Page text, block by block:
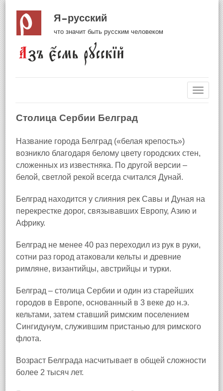
Я русский
что значит быть русским человеком
Столица Сербии Белград
Название города Белград («белая крепость»)
возникло благодаря белому цвету городских стен,
сложенных из известняка. По другой версии –
белой, светлой рекой всегда считался Дунай.
Белград находится у слияния рек Савы и Дуная на
перекрестке дорог, связывавших Европу, Азию и
Африку.
Белград не менее 40 раз переходил из рук в руки,
сотни раз город атаковали кельты и древние
римляне, византийцы, австрийцы и турки.
Белград – столица Сербии и один из старейших
городов в Европе, основанный в 3 веке до н.э.
кельтами, затем ставший римским поселением
Сингидунум, служившим пристанью для римского
флота.
Возраст Белграда насчитывает в общей сложности
более 2 тысяч лет.